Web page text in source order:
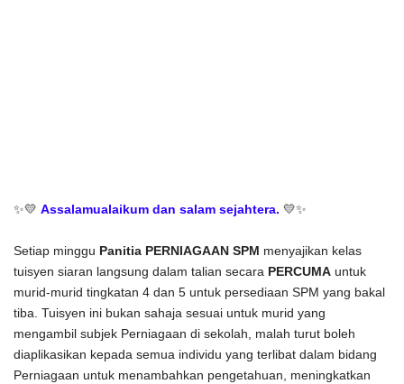
✨💛 Assalamualaikum dan salam sejahtera. 💛✨
Setiap minggu Panitia PERNIAGAAN SPM menyajikan kelas
tuisyen siaran langsung dalam talian secara PERCUMA untuk
murid-murid tingkatan 4 dan 5 untuk persediaan SPM yang bakal
tiba. Tuisyen ini bukan sahaja sesuai untuk murid yang
mengambil subjek Perniagaan di sekolah, malah turut boleh
diaplikasikan kepada semua individu yang terlibat dalam bidang
Perniagaan untuk menambahkan pengetahuan, meningkatkan